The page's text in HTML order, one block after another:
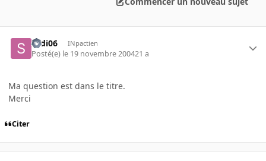
sedi06 INpactien
Posté(e) le 19 novembre 200421 a
Ma question est dans le titre.
Merci
Citer